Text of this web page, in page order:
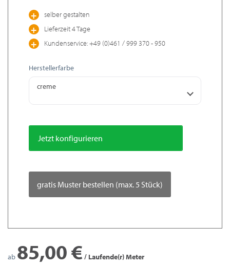
selber gestalten
Lieferzeit 4 Tage
Kundenservice: +49 (0)461 / 999 370 - 950
Herstellerfarbe
creme
Jetzt konfigurieren
gratis Muster bestellen (max. 5 Stück)
ab 85,00 € / Laufende(r) Meter